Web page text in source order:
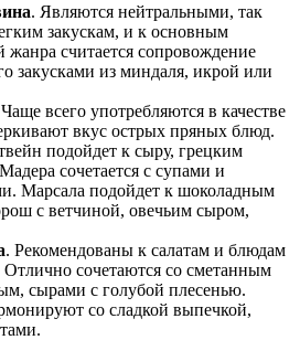
. Являются нейтральными, так
закускам, и к основным
считается сопровождение
закусками из миндаля, икрой или
всего употребляются в качестве
вкус острых пряных блюд.
подойдет к сыру, грецким
сочетается с супами и
Марсала подойдет к шоколадным
с ветчиной, овечьим сыром,
. Рекомендованы к салатам и блюдам
Отлично сочетаются со сметанным
сырами с голубой плесенью.
со сладкой выпечкой,